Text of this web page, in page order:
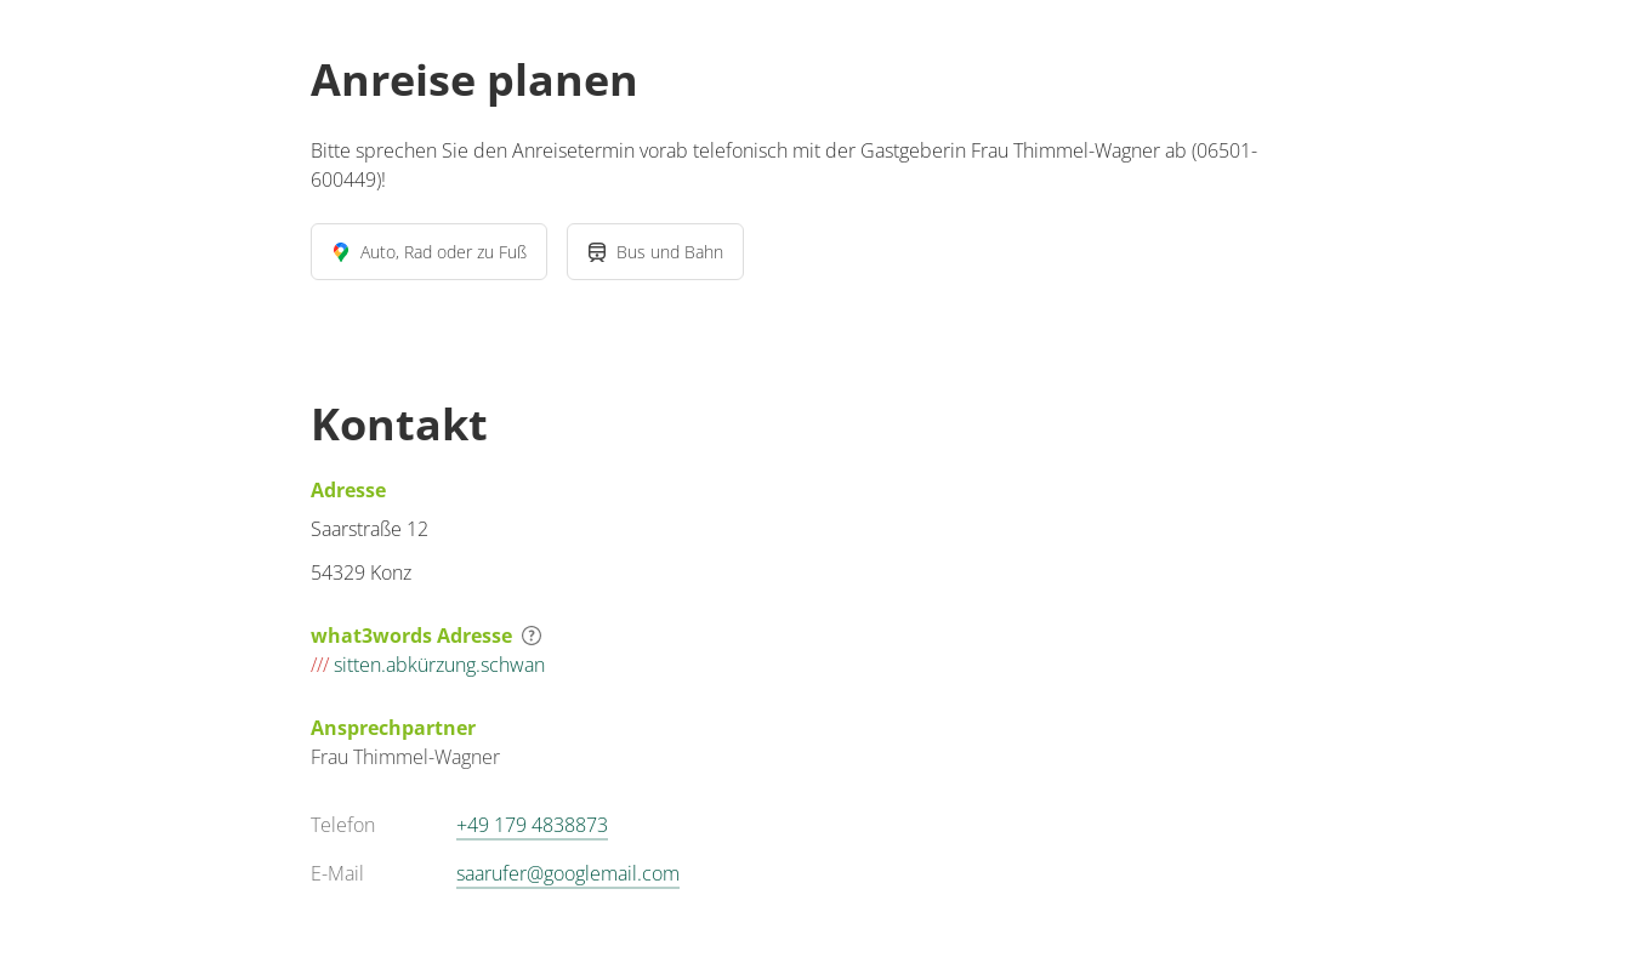
Anreise planen
Bitte sprechen Sie den Anreisetermin vorab telefonisch mit der Gastgeberin Frau Thimmel-Wagner ab (06501-
600449)!
Auto, Rad oder zu Fuß Bus und Bahn
Kontakt
Adresse
Saarstraße 12
54329 Konz
what3words Adresse
///sitten.abkürzung.schwan
Ansprechpartner
Frau Thimmel-Wagner
Telefon
+49 179 4838873
E-Mail
saarufer@googlemail.com